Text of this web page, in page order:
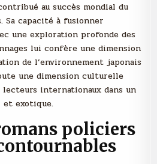
au succès mondial du
Sa capacité à fusionner
une exploration profonde des
lui confère une dimension
de l’environnement japonais
une dimension culturelle
internationaux dans un
et exotique.
policiers